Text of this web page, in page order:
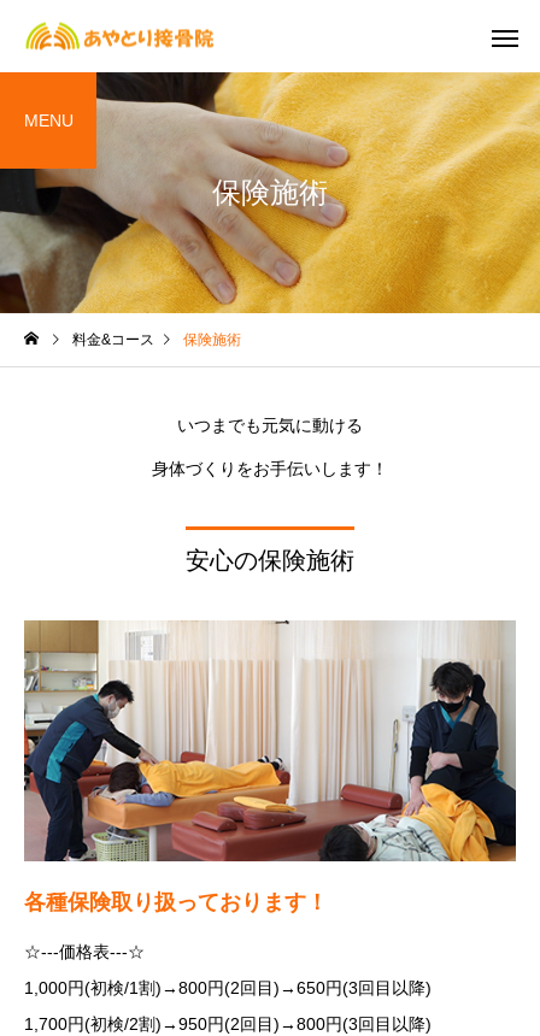
交通事故治療 保険施
ブログ
【７月のおしらせ】
ブログ
６月８日(木) 休診
保険施術
MENU
料金&コース 保険施術
いつまでも元気に動ける
身体づくりをお手伝いします！
安心の保険施術
各種保険取り扱っております！
☆---価格表---☆
1,000円(初検/1割)→800円(2回目)→650円(3回目以降)
1,700円(初検/2割)→950円(2回目)→800円(3回目以降)